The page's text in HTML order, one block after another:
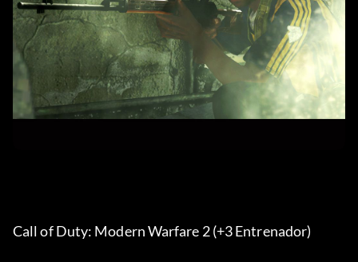
Call of Duty: Modern Warfare 2 (+3 Entrenador)